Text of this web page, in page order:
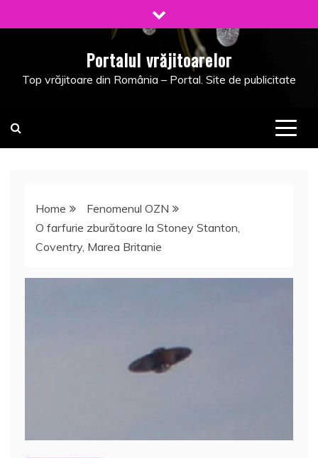
to
Portalul vrăjitoarelor
Top vrăjitoare din România – Portal. Site de publicitate
Home
Fenomenul OZN
O farfurie zburătoare la Stoney Stanton,
Coventry, Marea Britanie